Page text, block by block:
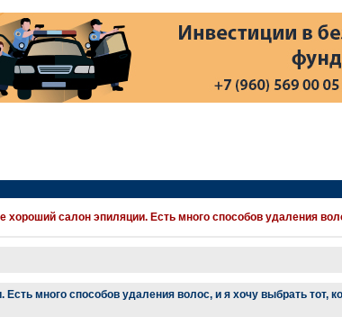
хороший салон эпиляции. Есть много способов удаления
много способов удаления волос, и я хочу выбрать тот,